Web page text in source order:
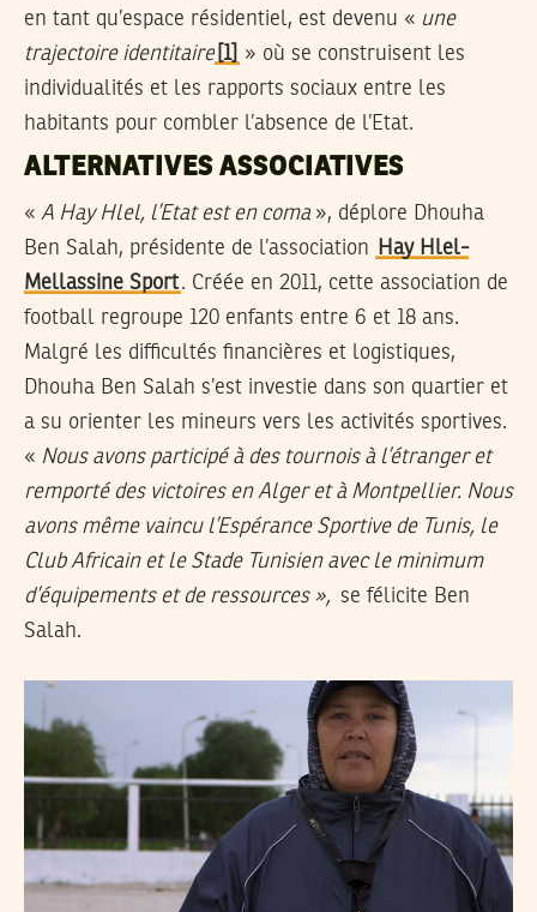
en tant qu’espace résidentiel, est devenu « une
trajectoire identitaire [1]
» où se construisent les
individualités et les rapports sociaux entre les
habitants pour combler l’absence de l’Etat.
ALTERNATIVES ASSOCIATIVES
« A Hay Hlel, l’Etat est en coma », déplore Dhouha
Ben Salah, présidente de l’association
Hay Hlel-
Mellassine Sport. Créée en 2011, cette association de
football regroupe 120 enfants entre 6 et 18 ans.
Malgré les difficultés financières et logistiques,
Dhouha Ben Salah s’est investie dans son quartier et
a su orienter les mineurs vers les activités sportives.
« Nous avons participé à des tournois à l’étranger et
remporté des victoires en Alger et à Montpellier. Nous
avons même vaincu l’Espérance Sportive de Tunis, le
Club Africain et le Stade Tunisien avec le minimum
d’équipements et de ressources », se félicite Ben
Salah.